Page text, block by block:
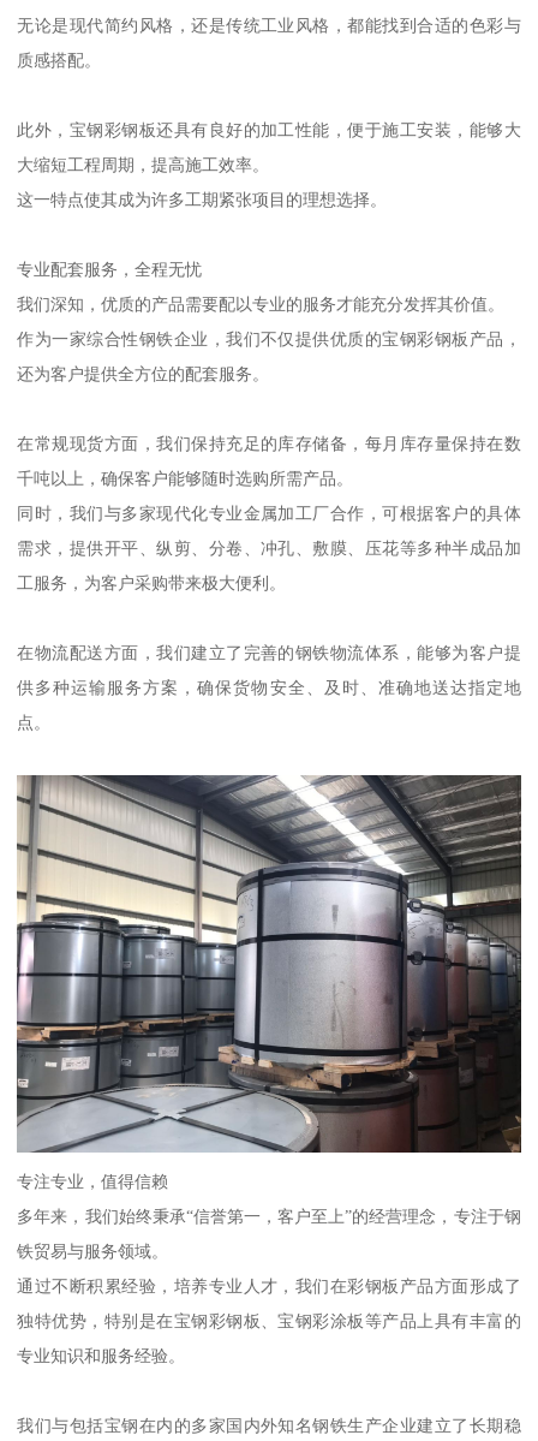
无论是现代简约风格，还是传统工业风格，都能找到合适的色彩与
质感搭配。
此外，宝钢彩钢板还具有良好的加工性能，便于施工安装，能够大
大缩短工程周期，提高施工效率。
这一特点使其成为许多工期紧张项目的理想选择。
专业配套服务，全程无忧
我们深知，优质的产品需要配以专业的服务才能充分发挥其价值。
作为一家综合性钢铁企业，我们不仅提供优质的宝钢彩钢板产品，
还为客户提供全方位的配套服务。
在常规现货方面，我们保持充足的库存储备，每月库存量保持在数
千吨以上，确保客户能够随时选购所需产品。
同时，我们与多家现代化专业金属加工厂合作，可根据客户的具体
需求，提供开平、纵剪、分卷、冲孔、敷膜、压花等多种半成品加
工服务，为客户采购带来极大便利。
在物流配送方面，我们建立了完善的钢铁物流体系，能够为客户提
供多种运输服务方案，确保货物安全、及时、准确地送达指定地
点。
专注专业，值得信赖
多年来，我们始终秉承“信誉第一，客户至上”的经营理念，专注于钢
铁贸易与服务领域。
通过不断积累经验，培养专业人才，我们在彩钢板产品方面形成了
独特优势，特别是在宝钢彩钢板、宝钢彩涂板等产品上具有丰富的
专业知识和服务经验。
我们与包括宝钢在内的多家国内外知名钢铁生产企业建立了长期稳